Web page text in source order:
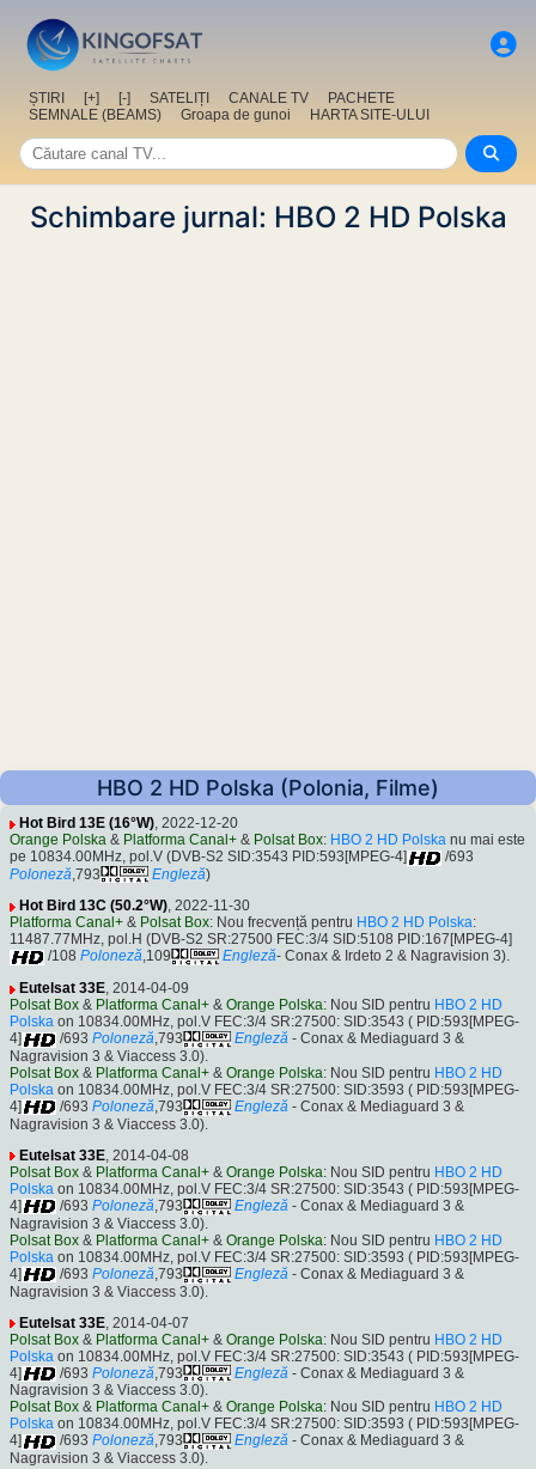
ȘTIRI [+] [-] SATELIȚI CANALE TV
PACHETE
SEMNALE (BEAMS)
Groapa de gunoi HARTA SITE-ULUI
Schimbare jurnal: HBO 2 HD Polska
HBO 2 HD Polska (Polonia, Filme)
Hot Bird 13E (16°W), 2022-12-20
Orange Polska & Platforma Canal+ & Polsat Box: HBO 2 HD Polska nu mai este
pe 10834.00MHz, pol.V (DVB-S2 SID:3543 PID:593[MPEG-4]
/693
Poloneză ,793 Engleză)
Hot Bird 13C (50.2°W), 2022-11-30
Platforma Canal+ & Polsat Box: Nou frecvență pentru HBO 2 HD Polska:
11487.77MHz, pol.H (DVB-S2 SR:27500 FEC:3/4 SID:5108 PID:167[MPEG-4]
/108 Poloneză,109 Engleză- Conax & Irdeto 2 & Nagravision 3).
Eutelsat 33E, 2014-04-09
Polsat Box & Platforma Canal+ & Orange Polska: Nou SID pentru HBO 2 HD
Polska on 10834.00MHz, pol.V FEC:3/4 SR:27500: SID:3543 ( PID:593[MPEG-
4]
/693 Poloneză,793 Engleză - Conax & Mediaguard 3 &
Nagravision 3 & Viaccess 3.0).
Polsat Box & Platforma Canal+ & Orange Polska: Nou SID pentru HBO 2 HD
Polska on 10834.00MHz, pol.V FEC:3/4 SR:27500: SID:3593 ( PID:593[MPEG-
4]
/693 Poloneză,793 Engleză - Conax & Mediaguard 3 &
Nagravision 3 & Viaccess 3.0).
Eutelsat 33E, 2014-04-08
Polsat Box & Platforma Canal+ & Orange Polska: Nou SID pentru HBO 2 HD
Polska on 10834.00MHz, pol.V FEC:3/4 SR:27500: SID:3543 ( PID:593[MPEG-
4]
/693 Poloneză,793 Engleză - Conax & Mediaguard 3 &
Nagravision 3 & Viaccess 3.0).
Polsat Box & Platforma Canal+ & Orange Polska: Nou SID pentru HBO 2 HD
Polska on 10834.00MHz, pol.V FEC:3/4 SR:27500: SID:3593 ( PID:593[MPEG-
4]
/693 Poloneză ,793 Engleză - Conax & Mediaguard 3 &
Nagravision 3 & Viaccess 3.0).
Eutelsat 33E , 2014-04-07
Polsat Box & Platforma Canal+ & Orange Polska: Nou SID pentru HBO 2 HD
Polska on 10834.00MHz, pol.V FEC:3/4 SR:27500: SID:3543 ( PID:593[MPEG-
4]
/693 Poloneză ,793 Engleză - Conax & Mediaguard 3 &
Nagravision 3 & Viaccess 3.0).
Polsat Box & Platforma Canal+ & Orange Polska: Nou SID pentru HBO 2 HD
Polska on 10834.00MHz, pol.V FEC:3/4 SR:27500: SID:3593 ( PID:593[MPEG-
4]
/693 Poloneză,793 Engleză - Conax & Mediaguard 3 &
Nagravision 3 & Viaccess 3.0).